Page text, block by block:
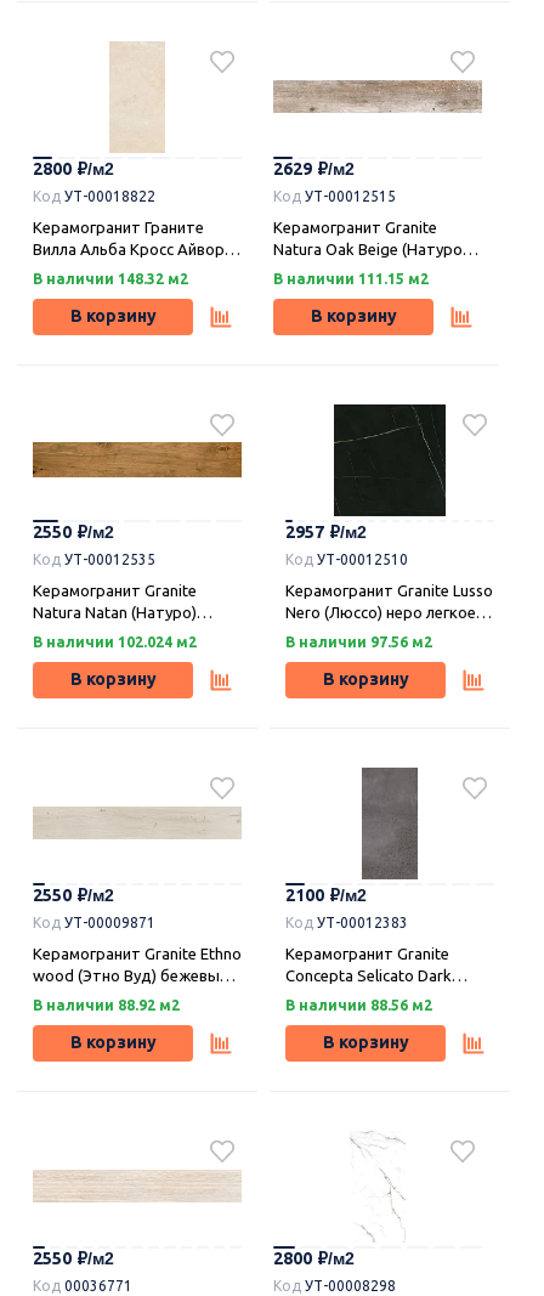
2800
Код УТ-00018822
Керамогранит Граните
Вилла Альба Кросс Айвори
60х120 легкое
(Идальго)
В наличии 148.32 м2
В корзину
2629
Код УТ-00012515
Керамогранит Granite
Natura Oak Beige (Натуро)
дуб бежевый структурный
(Идальго)
В наличии 111.15 м2
В корзину
2550
Код УТ-00012535
Керамогранит Granite
Natura Natan (Натуро)
натан структурный SR
В наличии 102.024 м2
В корзину
2957
Код УТ-00012510
Керамогранит Granite Lusso
Nero (Люссо) неро легкое
лаппатирование LLR
В наличии 97.56 м2
В корзину
2550
Код УТ-00009871
Керамогранит Granite Ethno
wood (Этно Вуд) бежевый
структурный SR 120х19,5 ,
В наличии 88.92 м2
В корзину
2100
Код УТ-00012383
Керамогранит Granite
Concepta Selicato Dark
(Концепта) селикато
120х59,9, Idalgo (Идальго)
В наличии 88.56 м2
В корзину
2550
Код 00036771
2800
Код УТ-00008298